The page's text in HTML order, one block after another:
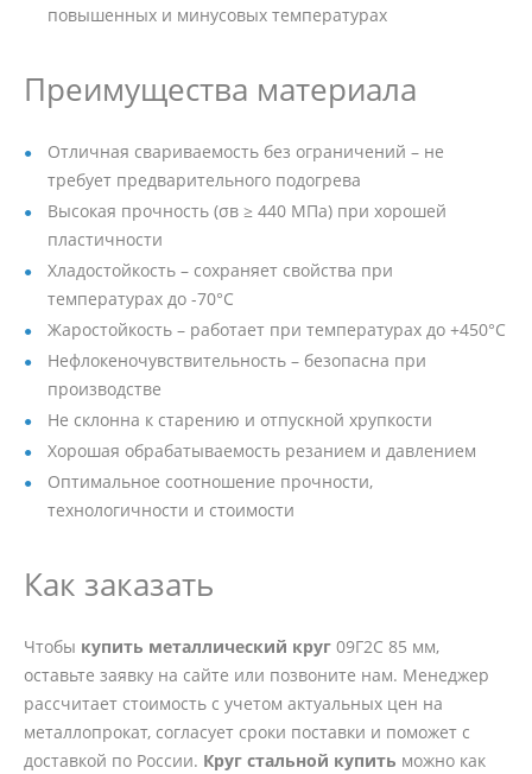
повышенных и минусовых температурах
Преимущества материала
Отличная свариваемость без ограничений – не
требует предварительного подогрева
Высокая прочность (σв ≥ 440 МПа) при хорошей
пластичности
Хладостойкость – сохраняет свойства при
температурах до -70°C
Жаростойкость – работает при температурах до +450°C
Нефлокеночувствительность – безопасна при
производстве
Не склонна к старению и отпускной хрупкости
Хорошая обрабатываемость резанием и давлением
Оптимальное соотношение прочности,
технологичности и стоимости
Как заказать
Чтобы купить металлический круг 09Г2С 85 мм,
оставьте заявку на сайте или позвоните нам. Менеджер
рассчитает стоимость с учетом актуальных цен на
металлопрокат, согласует сроки поставки и поможет с
доставкой по России. Круг стальной купить можно как